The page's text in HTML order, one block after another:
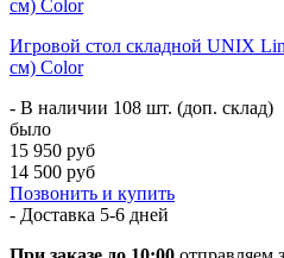
Игровой стол складной UNIX
cм) Color
- В наличии 108 шт. (доп. склад)
было
15 950 руб
14 500 руб
Позвонить и купить
- Доставка 5-6 дней